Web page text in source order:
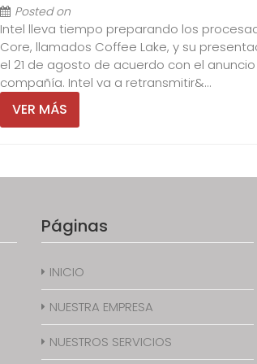
Posted on
Intel lleva tiempo preparando los
Core, llamados Coffee Lake, y su
el 21 de agosto de acuerdo con el
compañía. Intel va a retransmitir&...
VER MÁS
Páginas
INICIO
NUESTRA EMPRESA
NUESTROS SERVICIOS